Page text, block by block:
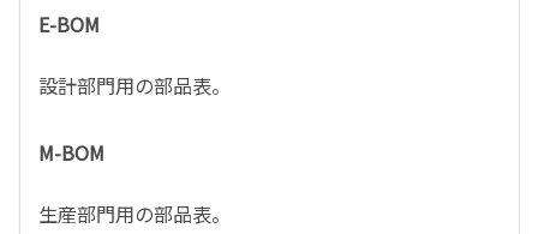
E-BOM
設計部門用の部品表。
M-BOM
生産部門用の部品表。